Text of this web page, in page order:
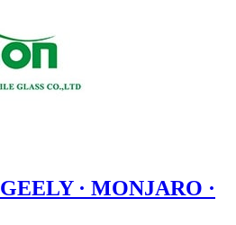
GEELY · MONJARO ·